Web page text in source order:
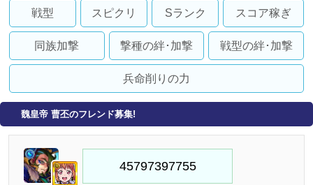
戦型 スピクリ Sランク スコア稼ぎ
同族加撃 撃種の絆･加撃 戦型の絆･加撃
兵命削りの力
魏皇帝 曹丕のフレンド募集!